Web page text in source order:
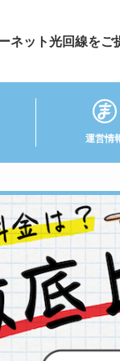
ネット光回線をご
運営情